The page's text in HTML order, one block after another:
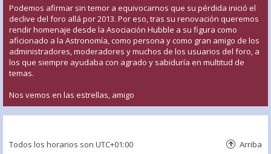
Podemos afirmar sin temor a equivocarnos que su pérdida inició el
declive del foro allá por 2013. Por eso, tras su renovación queremos
rendir homenaje desde la Asociación Hubble a su figura como
aficionado a la Astronomía, como persona y como gran amigo de los
administradores, moderadores y muchos de los usuarios del foro, a
los que siempre ayudaba con agrado y sabiduría en multitud de
temas.
Nos vemos en las estrellas, amigo
Todos los horarios son UTC+01:00 Arriba